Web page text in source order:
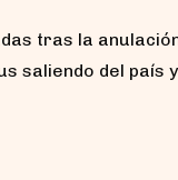
tras la
del país